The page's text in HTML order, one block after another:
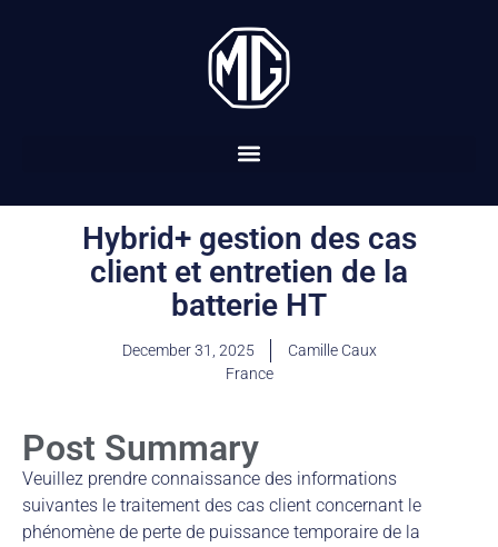
Hybrid+ gestion des cas
client et entretien de la
batterie HT
December 31, 2025
Camille Caux
France
Post Summary
Veuillez prendre connaissance des informations
suivantes le traitement des cas client concernant le
phénomène de perte de puissance temporaire de la